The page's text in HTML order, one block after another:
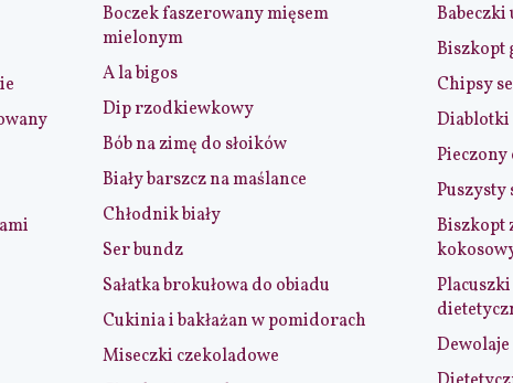
Boczek faszerowany mięsem
mielonym
A la bigos
Dip rzodkiewkowy
Bób na zimę do słoików
Biały barszcz na maślance
Chłodnik biały
Ser bundz
Sałatka brokułowa do obiadu
Cukinia i bakłażan w pomidorach
Miseczki czekoladowe
Biszkopt
Chipsy
Diablotki
Pieczony
Puszysty
Biszkopt